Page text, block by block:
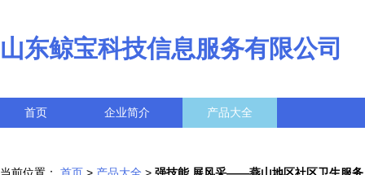
山东鲸宝科技信息服务有限公司
首页 企业简介 产品大全